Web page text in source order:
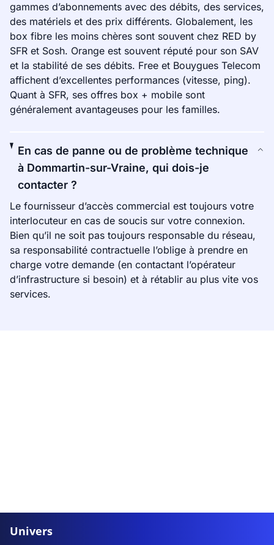
gammes d’abonnements avec des débits, des services,
des matériels et des prix différents. Globalement, les
box fibre les moins chères sont souvent chez RED by
SFR et Sosh. Orange est souvent réputé pour son SAV
et la stabilité de ses débits. Free et Bouygues Telecom
affichent d’excellentes performances (vitesse, ping).
Quant à SFR, ses offres box + mobile sont
généralement avantageuses pour les familles.
En cas de panne ou de problème technique
à Dommartin-sur-Vraine, qui dois-je
contacter ?
Le fournisseur d’accès commercial est toujours votre
interlocuteur en cas de soucis sur votre connexion.
Bien qu’il ne soit pas toujours responsable du réseau,
sa responsabilité contractuelle l’oblige à prendre en
charge votre demande (en contactant l’opérateur
d’infrastructure si besoin) et à rétablir au plus vite vos
services.
Univers